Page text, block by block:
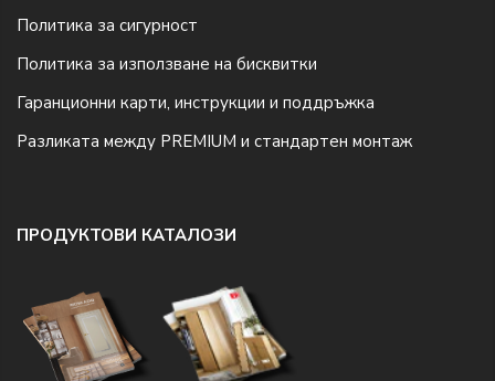
Политика за сигурност
Политика за използване на бисквитки
Гаранционни карти, инструкции и поддръжка
Разликата между PREMIUM и стандартен монтаж
ПРОДУКТОВИ КАТАЛОЗИ